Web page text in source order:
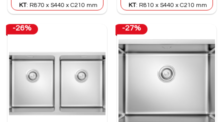
KT: R870 x S440 x C210 mm
KT: R810 x S440 x C210 mm
-26% -27%